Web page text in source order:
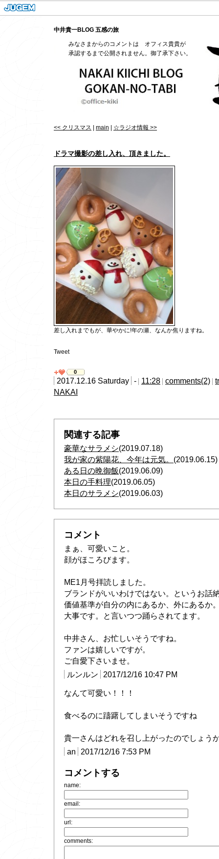
中井貴一BLOG 五感の旅
みなさまからのコメントは オフィス貴貴が
承認するまで公開されません。御了承下さい。
<< クリスマス main ☆ラジオ情報 >>
ドラマ撮影の差し入れ、頂きました。
差し入れまでもが、華やかに!年の瀬、なんか焦りますね。
Tweet
0
2017.12.16 Saturday - 11:28 comments(2)
NAKAI
関連する記事
豪華なサラメシ(2019.07.18)
我が家の紫陽花、今年は元気。 (2019.06.15)
ある日の晩御飯(2019.06.09)
本日の手料理(2019.06.05)
本日のサラメシ(2019.06.03)
コメント
まぁ、可愛いこと。
顔がほころびます。
ME1月号拝読しました。
ブランドがいいわけではない。というお話
価値基準が自分の内にあるか、外にあるか
大事です。と言いつつ踊らされてます。
中井さん、お忙しいそうですね。
ファンは嬉しいですが。
ご自愛下さいませ。
ルンルン
2017/12/16 10:47 PM
なんて可愛い！！！
食べるのに躊躇してしまいそうですね
貴一さんはどれを召し上がったのでしょう
an
2017/12/16 7:53 PM
コメントする
name:
email:
url:
comments: